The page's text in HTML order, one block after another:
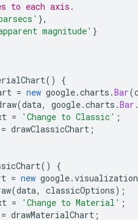
to each axis.
},
magnitude' }
()
{
= new google.charts .Bar(
(data, google.charts .Bar
= 'Change to Classic' ;
= drawClassicChart ;
()
{
= new google.visualization
(data, classicOptions);
= 'Change to Material' ;
= drawMaterialChart ;